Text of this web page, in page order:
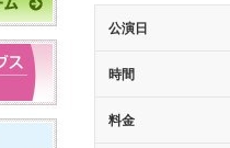
公演日
時間
料金